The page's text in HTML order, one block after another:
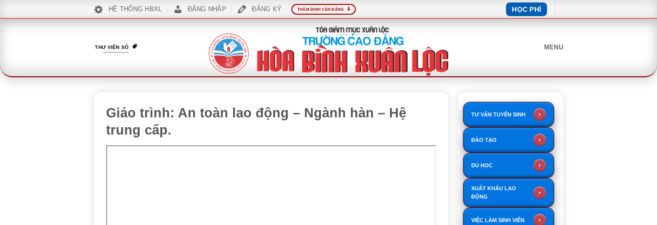
qua
HỆ THỐNG HBXL ĐĂNG NHẬP ĐĂNG KÝ THẨM ĐỊNH VĂN BẰNG HỌC PHÍ
THƯ VIỆN SỐ MENU
Giáo trình: An toàn lao động – Ngành hàn – Hệ
trung cấp.
TƯ VẤN TUYỂN SINH
ĐÀO TẠO
DU HỌC
XUẤT KHẨU LAO
ĐỘNG
VIỆC LÀM SINH VIÊN